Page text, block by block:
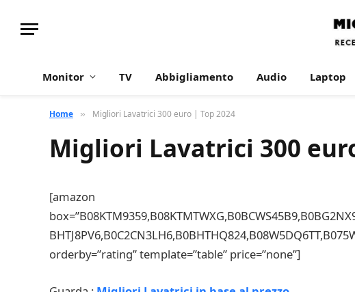
Monitor TV Abbigliamento Audio Laptop
Home » Migliori Lavatrici 300 euro | Top 2024
Migliori Lavatrici 300
[amazon
orderby=”rating” template=”table” price=”none”]